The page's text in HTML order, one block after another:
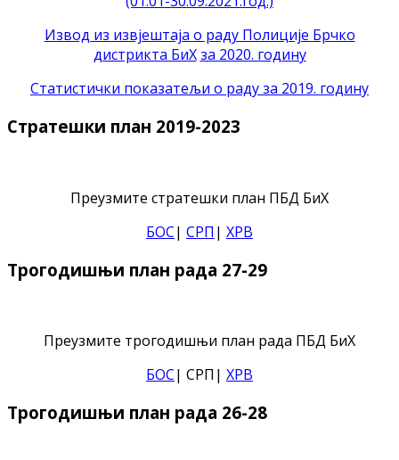
Извод из извјештаја о раду Полиције Брчко
дистрикта БиХ за 2020. годину
Статистички показатељи о раду за 2019. годину
Стратешки план 2019-2023
Преузмите стратешки план ПБД БиХ
БОС| СРП | ХРВ
Трогодишњи план рада 27-29
Преузмите трогодишњи план рада ПБД БиХ
БОС| СРП| ХРВ
Трогодишњи план рада 26-28